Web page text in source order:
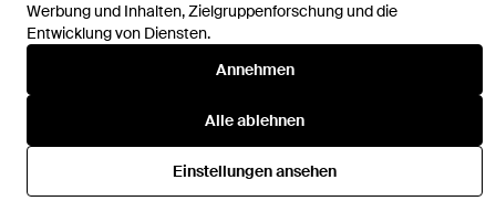
Werbung und Inhalten, Zielgruppenforschung und die
Entwicklung von Diensten.
Annehmen
Alle ablehnen
Einstellungen ansehen